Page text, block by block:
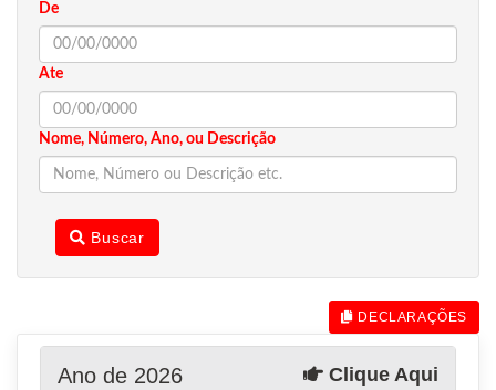
De
Ate
Nome, Número, Ano, ou Descrição
Buscar
DECLARAÇÕES
Ano de 2026 Clique Aqui